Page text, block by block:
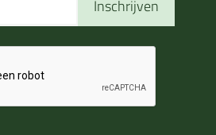
Inschrijven